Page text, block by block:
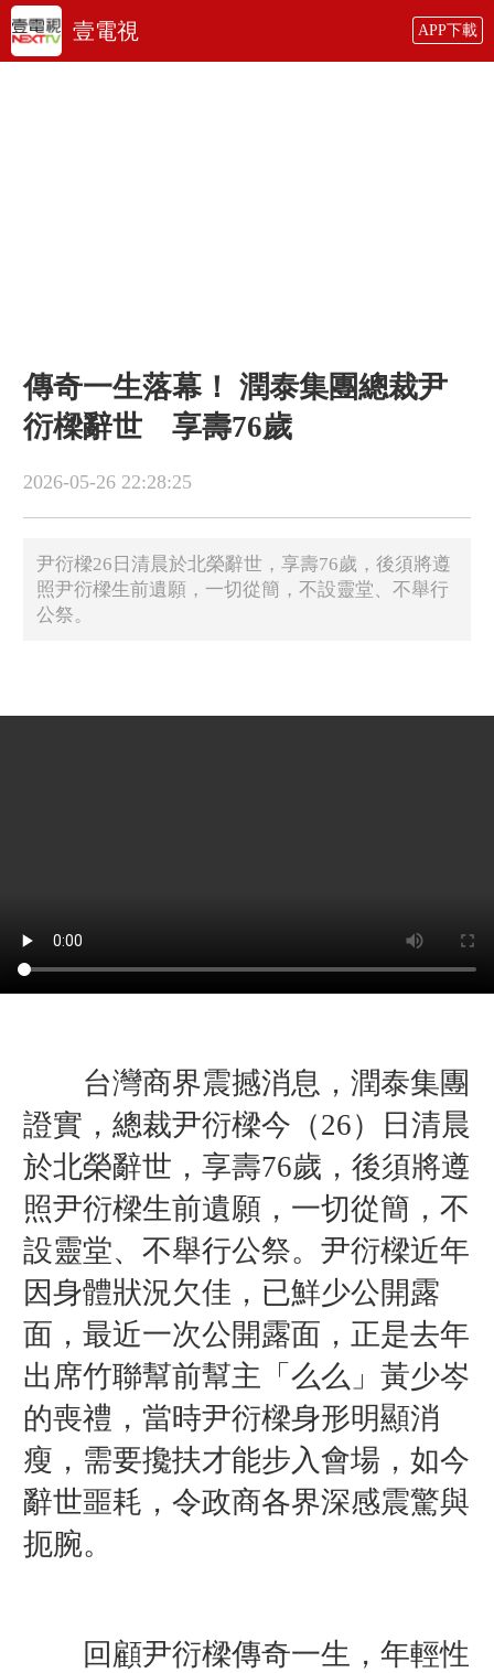
壹電視 APP下載
傳奇一生落幕！ 潤泰集團總裁尹
衍樑辭世 享壽76歲
2026-05-26 22:28:25
尹衍樑26日清晨於北榮辭世，享壽76歲，後須將遵
照尹衍樑生前遺願，一切從簡，不設靈堂、不舉行
公祭。
台灣商界震撼消息，潤泰集團
證實，總裁尹衍樑今（26）日清晨
於北榮辭世，享壽76歲，後須將遵
照尹衍樑生前遺願，一切從簡，不
設靈堂、不舉行公祭。 尹衍樑近年
因身體狀況欠佳，已鮮少公開露
面，最近一次公開露面，正是去年
出席竹聯幫前幫主「么么」黃少岑
的喪禮，當時尹衍樑身形明顯消
瘦，需要攙扶才能步入會場，如今
辭世噩耗，令政商各界深感震驚與
扼腕。
回顧尹衍樑傳奇一生，年輕性